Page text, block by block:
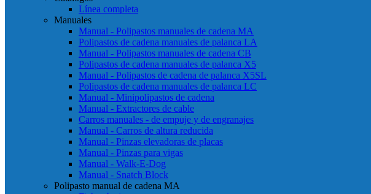
Línea completa
Manuales
Manual - Polipastos manuales de cadena MA
Polipastos de cadena manuales de palanca LA
Manual - Polipastos manuales de cadena CB
Polipastos de cadena manuales de palanca X5
Manual - Polipastos de cadena de palanca X5SL
Polipastos de cadena manuales de palanca LC
Manual - Minipolipastos de cadena
Manual - Extractores de cable
Carros manuales - de empuje y de engranajes
Manual - Carros de altura reducida
Manual - Pinzas elevadoras de placas
Manual - Pinzas para vigas
Manual - Walk-E-Dog
Manual - Snatch Block
Polipasto manual de cadena MA